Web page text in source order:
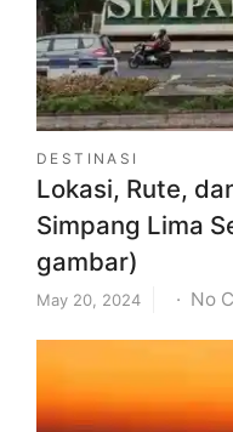
DESTINASI
Lokasi, Rute,
Simpang Lima
gambar)
May 20, 2024 No